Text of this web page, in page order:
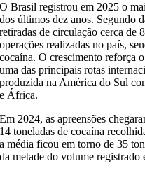
O Brasil registrou em 2025 o
dos últimos dez anos. Segundo
retiradas de circulação cerca de
operações realizadas no país,
cocaína. O crescimento reforça
uma das principais rotas
produzida na América do Sul
e África.
Em 2024, as apreensões
14 toneladas de cocaína
a média ficou em torno de 35
da metade do volume registrado